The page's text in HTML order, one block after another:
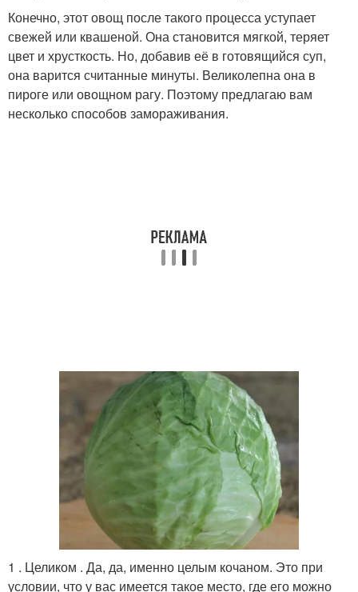
Конечно, этот овощ после такого процесса уступает
свежей или квашеной. Она становится мягкой, теряет
цвет и хрусткость. Но, добавив её в готовящийся суп,
она варится считанные минуты. Великолепна она в
пироге или овощном рагу. Поэтому предлагаю вам
несколько способов замораживания.
1 . Целиком . Да, да, именно целым кочаном. Это при
условии, что у вас имеется такое место, где его можно